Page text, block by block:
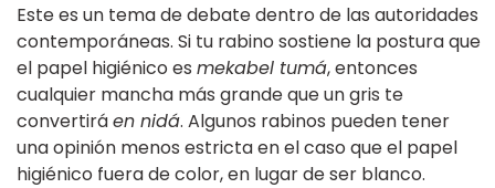
Este es un tema de debate dentro de las autoridades
contemporáneas. Si tu rabino sostiene la postura que
el papel higiénico es mekabel tumá, entonces
cualquier mancha más grande que un gris te
convertiráen nidá. Algunos rabinos pueden tener
una opinión menos estricta en el caso que el papel
higiénico fuera de color, en lugar de ser blanco.